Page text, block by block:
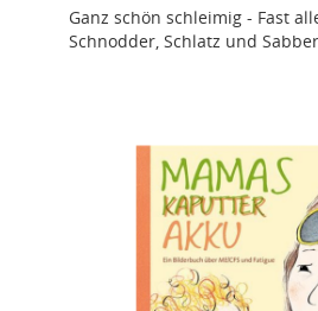
Ganz schön schleimig - Fast
Schnodder, Schlatz und Sabber